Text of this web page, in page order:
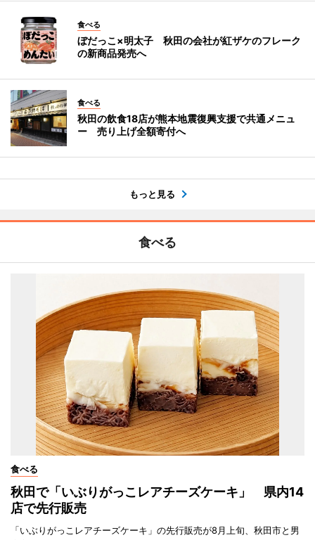
食べる
ぼだっこ×明太子 秋田の会社が紅ザケのフレーク
の新商品発売へ
食べる
秋田の飲食18店が熊本地震復興支援で共通メニュ
ー 売り上げ全額寄付へ
もっと見る
食べる
食べる
秋田で「いぶりがっこレアチーズケーキ」 県内14
店で先行販売
「いぶりがっこレアチーズケーキ」の先行販売が8月上旬、秋田市と男